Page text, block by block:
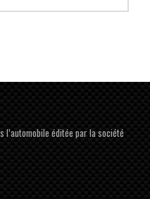
l’automobile éditée par la société